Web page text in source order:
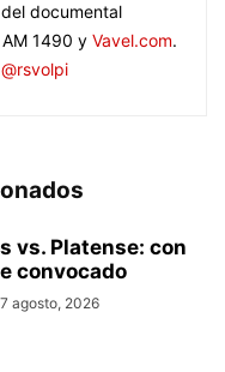
documental
AM 1490 y Vavel.com.
@rsvolpi
vs. Platense: con
convocado
7 agosto, 2026